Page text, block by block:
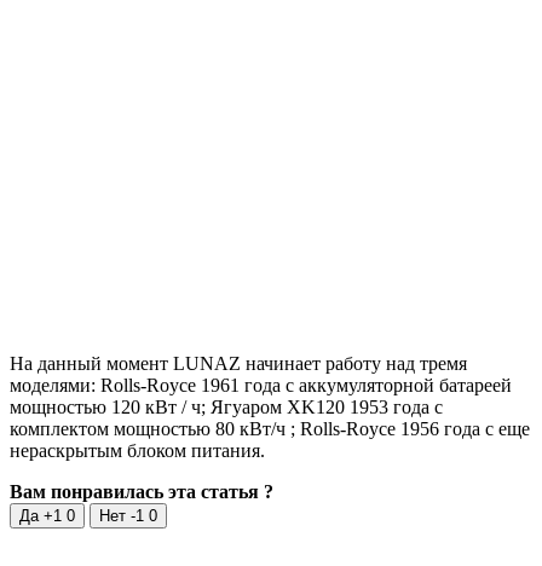
На данный момент LUNAZ начинает работу над тремя
моделями: Rolls-Royce 1961 года с аккумуляторной батареей
мощностью 120 кВт / ч; Ягуаром XK120 1953 года с
комплектом мощностью 80 кВт/ч ; Rolls-Royce 1956 года с еще
нераскрытым блоком питания.
Вам понравилась эта статья ?
Да +1 0 Нет -1 0